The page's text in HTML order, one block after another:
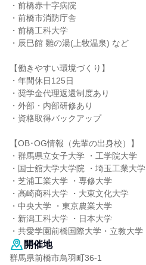
・前橋赤十字病院
・前橋市消防庁舎
・前橋工科大学
・辰巳館 雛の湯(上牧温泉) など
【働きやすい環境づくり】
・年間休日125日
・奨学金代理返還制度あり
・外部・内部研修あり
・資格取得バックアップ
【OB･OG情報（先輩の出身校）】
・群馬県立女子大学 ・工学院大学
・国士舘大学大学院 ・埼玉工業大学
・芝浦工業大学 ・専修大学
・高崎商科大学 ・大東文化大学
・中央大学 ・東京農業大学
・新潟工科大学 ・日本大学
・共愛学園前橋国際大学・立教大学
開催地
群馬県前橋市鳥羽町36-1